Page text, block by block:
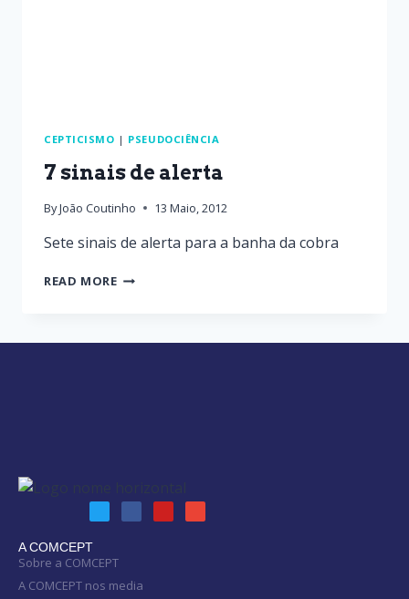
CEPTICISMO | PSEUDOCIÊNCIA
7 sinais de alerta
ByJoão Coutinho 13 Maio, 2012
Sete sinais de alerta para a banha da cobra
READ MORE
A COMCEPT
Sobre a COMCEPT
A COMCEPT nos media